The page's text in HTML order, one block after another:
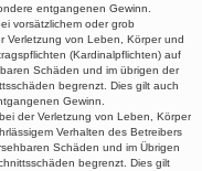
entgangenen Gewinn.
vorsätzlichem oder grob
Verletzung von Leben, Körper und
(Kardinalpflichten) auf
Schäden und im übrigen der
begrenzt. Dies gilt auch
Gewinn.
der Verletzung von Leben, Körper
Verhalten des Betreibers
Schäden und im Übrigen
begrenzt. Dies gilt